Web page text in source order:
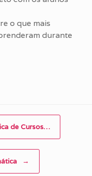
o que mais
durante
de Cursos…
→